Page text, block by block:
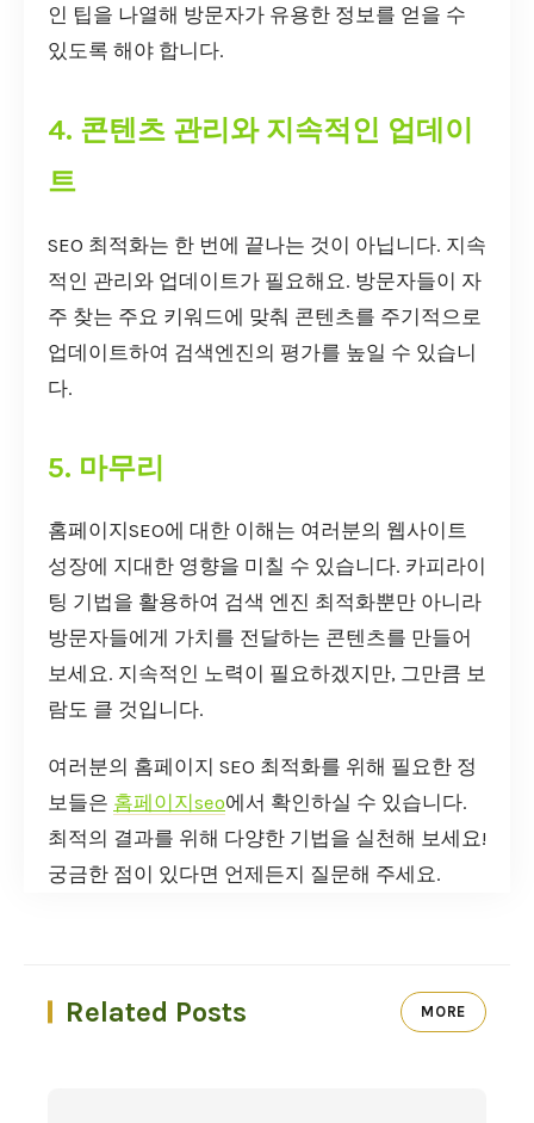
인 팁을 나열해 방문자가 유용한 정보를 얻을 수
있도록 해야 합니다.
4. 콘텐츠 관리와 지속적인 업데이
트
SEO 최적화는 한 번에 끝나는 것이 아닙니다. 지속
적인 관리와 업데이트가 필요해요. 방문자들이 자
주 찾는 주요 키워드에 맞춰 콘텐츠를 주기적으로
업데이트하여 검색엔진의 평가를 높일 수 있습니
다.
5. 마무리
홈페이지SEO에 대한 이해는 여러분의 웹사이트
성장에 지대한 영향을 미칠 수 있습니다. 카피라이
팅 기법을 활용하여 검색 엔진 최적화뿐만 아니라
방문자들에게 가치를 전달하는 콘텐츠를 만들어
보세요. 지속적인 노력이 필요하겠지만, 그만큼 보
람도 클 것입니다.
여러분의 홈페이지 SEO 최적화를 위해 필요한 정
보들은 홈페이지seo에서 확인하실 수 있습니다.
최적의 결과를 위해 다양한 기법을 실천해 보세요!
궁금한 점이 있다면 언제든지 질문해 주세요.
Related Posts MORE